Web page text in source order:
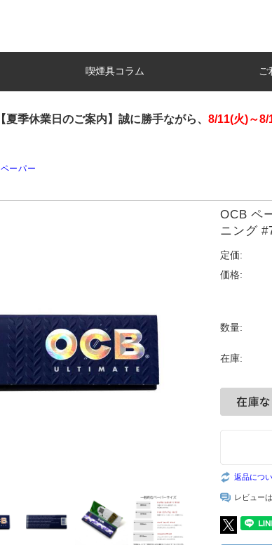
喫煙具コラム ご
【夏季休業日のご案内】誠に勝手ながら、 8/11(火)～8/
ペーパー
OCB ペ
ニング
定価:
価格:
数量:
在庫:
返品につ
レビュー